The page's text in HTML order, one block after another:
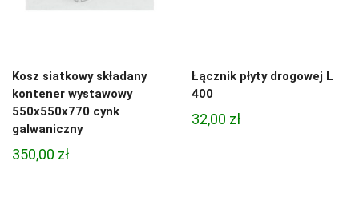
Kosz siatkowy składany
kontener wystawowy
550x550x770 cynk
galwaniczny
350,00 zł
Łącznik płyty drogowej L
400
32,00 zł